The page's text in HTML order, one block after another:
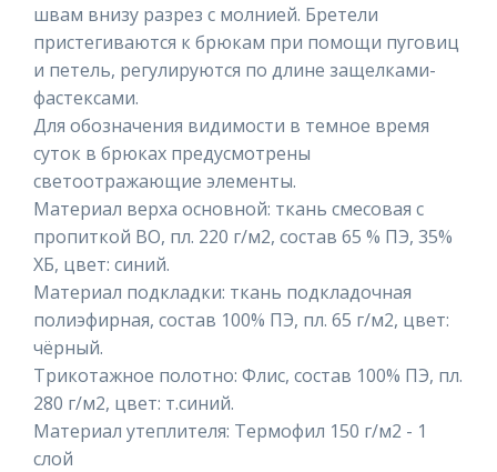
швам внизу разрез с молнией. Бретели
пристегиваются к брюкам при помощи пуговиц
и петель, регулируются по длине защелками-
фастексами.
Для обозначения видимости в темное время
суток в брюках предусмотрены
светоотражающие элементы.
Материал верха основной: ткань смесовая с
пропиткой ВО, пл. 220 г/м2, состав 65 % ПЭ, 35%
ХБ, цвет: синий.
Материал подкладки: ткань подкладочная
полиэфирная, состав 100% ПЭ, пл. 65 г/м2, цвет:
чёрный.
Трикотажное полотно: Флис, состав 100% ПЭ, пл.
280 г/м2, цвет: т.синий.
Материал утеплителя: Термофил 150 г/м2 - 1
слой